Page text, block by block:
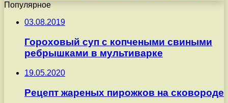
Популярное
03.08.2019
Гороховый суп с копчеными свиными
ребрышками в мультиварке
19.05.2020
Рецепт жареных пирожков на сковороде